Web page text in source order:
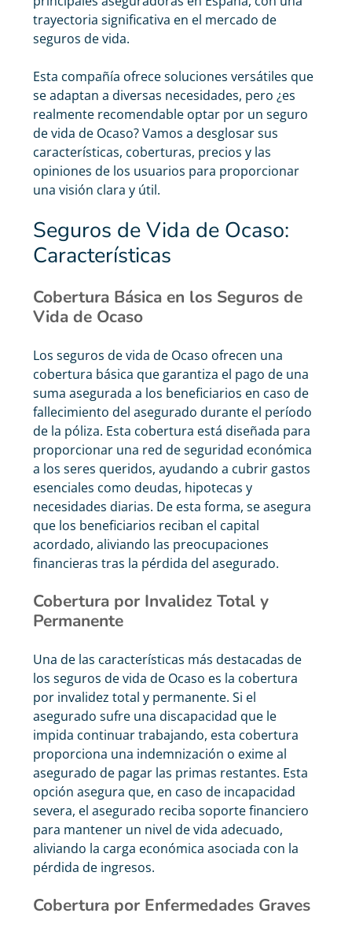
trayectoria significativa en el mercado de
seguros de vida.
Esta compañía ofrece soluciones versátiles que
se adaptan a diversas necesidades, pero ¿es
realmente recomendable optar por un seguro
de vida de Ocaso? Vamos a desglosar sus
características, coberturas, precios y las
opiniones de los usuarios para proporcionar
una visión clara y útil.
Seguros de Vida de Ocaso:
Características
Cobertura Básica en los Seguros de
Vida de Ocaso
Los seguros de vida de Ocaso ofrecen una
cobertura básica que garantiza el pago de una
suma asegurada a los beneficiarios en caso de
fallecimiento del asegurado durante el período
de la póliza. Esta cobertura está diseñada para
proporcionar una red de seguridad económica
a los seres queridos, ayudando a cubrir gastos
esenciales como deudas, hipotecas y
necesidades diarias. De esta forma, se asegura
que los beneficiarios reciban el capital
acordado, aliviando las preocupaciones
financieras tras la pérdida del asegurado.
Cobertura por Invalidez Total y
Permanente
Una de las características más destacadas de
los seguros de vida de Ocaso es la cobertura
por invalidez total y permanente. Si el
asegurado sufre una discapacidad que le
impida continuar trabajando, esta cobertura
proporciona una indemnización o exime al
asegurado de pagar las primas restantes. Esta
opción asegura que, en caso de incapacidad
severa, el asegurado reciba soporte financiero
para mantener un nivel de vida adecuado,
aliviando la carga económica asociada con la
pérdida de ingresos.
Cobertura por Enfermedades Graves